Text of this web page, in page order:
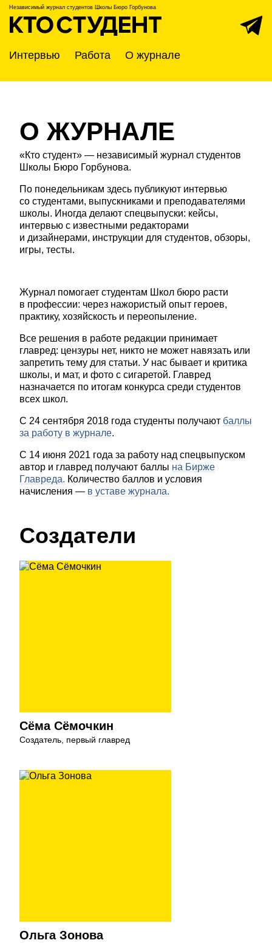
Независимый журнал студентов Школы Бюро Горбунова
Интервью Работа О журнале
О ЖУРНАЛЕ
«Кто студент» — независимый журнал студентов
Школы Бюро Горбунова.
По понедельникам здесь публикуют интервью
со студентами, выпускниками и преподавателями
школы. Иногда делают спецвыпуски: кейсы,
интервью с известными редакторами
и дизайнерами, инструкции для студентов, обзоры,
игры, тесты.
Журнал помогает студентам Школ бюро расти
в профессии: через нажористый опыт героев,
практику, хозяйскость и переопыление.
Все решения в работе редакции принимает
главред: цензуры нет, никто не может навязать или
запретить тему для статьи. У нас бывает и критика
школы, и мат, и фото с сигаретой. Главред
назначается по итогам конкурса среди студентов
всех школ.
С 24 сентября 2018 года студенты получают баллы
за работу в журнале.
С 14 июня 2021 года за работу над спецвыпуском
автор и главред получают баллы на Бирже
Главреда. Количество баллов и условия
начисления — в уставе журнала.
Создатели
Сёма Сёмочкин
Создатель, первый главред
Ольга Зонова